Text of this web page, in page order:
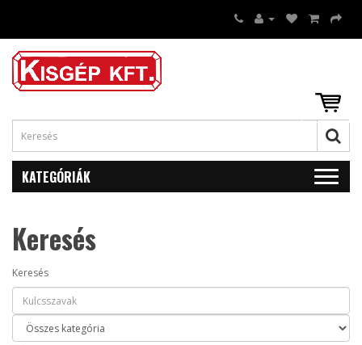
KATEGÓRIÁK
Keresés
Keresés